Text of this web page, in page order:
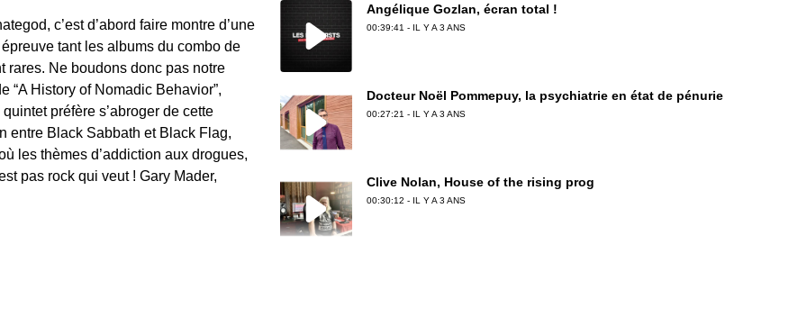
c’est d’abord faire montre d’une
tant les albums du combo de
rares. Ne boudons donc pas notre
“A History of Nomadic Behavior”,
préfère s’abroger de cette
entre Black Sabbath et Black Flag,
les thèmes d’addiction aux drogues,
pas rock qui veut ! Gary Mader,
Angélique Gozlan, écran total !
00:39:41 - IL Y A 3 ANS
Docteur Noël Pommepuy, la psychiatrie en état de pénurie
00:27:21 - IL Y A 3 ANS
Clive Nolan, House of the rising prog
00:30:12 - IL Y A 3 ANS